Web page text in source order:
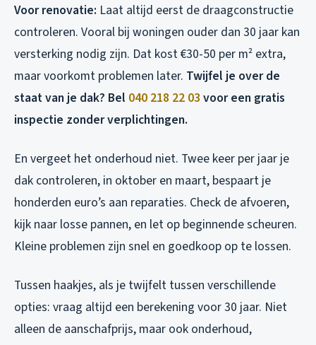
Voor renovatie: Laat altijd eerst de draagconstructie
controleren. Vooral bij woningen ouder dan 30 jaar kan
versterking nodig zijn. Dat kost €30-50 per m² extra,
maar voorkomt problemen later. Twijfel je over de
staat van je dak? Bel 040 218 22 03 voor een gratis
inspectie zonder verplichtingen.
En vergeet het onderhoud niet. Twee keer per jaar je
dak controleren, in oktober en maart, bespaart je
honderden euro’s aan reparaties. Check de afvoeren,
kijk naar losse pannen, en let op beginnende scheuren.
Kleine problemen zijn snel en goedkoop op te lossen.
Tussen haakjes, als je twijfelt tussen verschillende
opties: vraag altijd een berekening voor 30 jaar. Niet
alleen de aanschafprijs, maar ook onderhoud,